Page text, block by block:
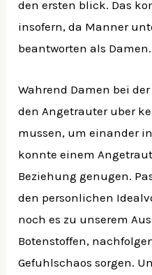
den ersten blick. Das
insofern, da Manner
beantworten als Damen.
Wahrend Damen bei
den Angetrauter uber
mussen, um einander
konnte einem
Beziehung genugen.
den personlichen
noch es zu unserem
Botenstoffen,
Gefuhlschaos sorgen.